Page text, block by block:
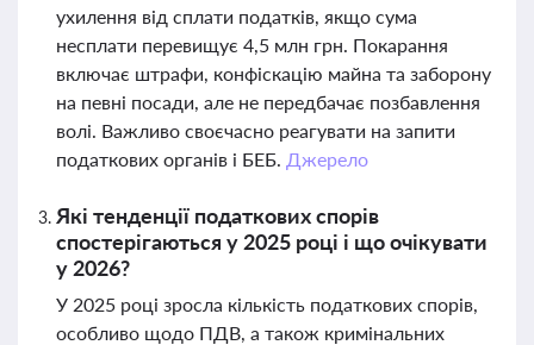
ухилення від сплати податків, якщо сума
несплати перевищує 4,5 млн грн. Покарання
включає штрафи, конфіскацію майна та заборону
на певні посади, але не передбачає позбавлення
волі. Важливо своєчасно реагувати на запити
податкових органів і БЕБ. Джерело
Які тенденції податкових спорів
спостерігаються у 2025 році і що очікувати
у 2026?
У 2025 році зросла кількість податкових спорів,
особливо щодо ПДВ, а також кримінальних